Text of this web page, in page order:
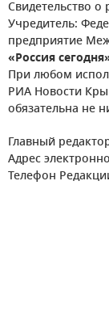
Свидетельство
Учредитель:
предприятие
«Россия
При любом
РИА Новости
обязательна не
Главный
Адрес
Телефон